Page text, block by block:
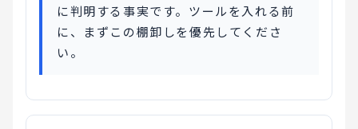
に判明する事実です。ツールを入れる前
に、まずこの棚卸しを優先してくださ
い。